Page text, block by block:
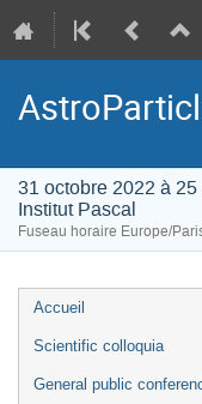
31 octobre 2022 à
Institut Pascal
Fuseau horaire Europe/
Menu
de
Accueil
Scientific colloquia
General public